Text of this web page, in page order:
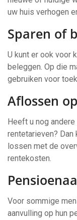
uw huis verhogen
Sparen of
U kunt er ook voor
beleggen. Op die
gebruiken voor
Aflossen
Heeft u nog
rentetarieven?
lossen met de
rentekosten.
Voor sommige
aanvulling op hun